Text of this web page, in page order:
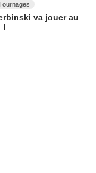
va jouer au
!